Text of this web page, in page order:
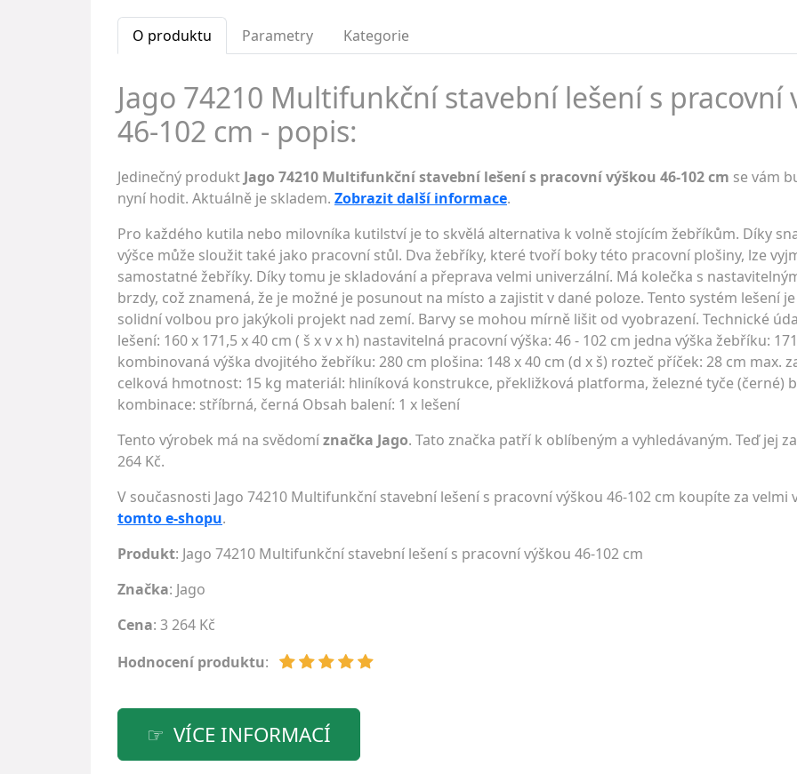
O produktu Parametry Kategorie
Jago 74210 Multifunkční stavební lešení s pracovní
46-102 cm - popis:
Jedinečný produkt Jago 74210 Multifunkční stavební lešení s pracovní výškou 46-102 cm se vám
nyní hodit. Aktuálně je skladem. Zobrazit další informace.
Pro každého kutila nebo milovníka kutilství je to skvělá alternativa k volně stojícím žebříkům. Díky
výšce může sloužit také jako pracovní stůl. Dva žebříky, které tvoří boky této pracovní plošiny, lze
samostatné žebříky. Díky tomu je skladování a přeprava velmi univerzální. Má kolečka s
brzdy, což znamená, že je možné je posunout na místo a zajistit v dané poloze. Tento systém lešení
solidní volbou pro jakýkoli projekt nad zemí. Barvy se mohou mírně lišit od vyobrazení. Technické
lešení: 160 x 171,5 x 40 cm ( š x v x h) nastavitelná pracovní výška: 46 - 102 cm jedna výška žebříku:
kombinovaná výška dvojitého žebříku: 280 cm plošina: 148 x 40 cm (d x š) rozteč příček: 28 cm max.
celková hmotnost: 15 kg materiál: hliníková konstrukce, překližková platforma, železné tyče (černé)
kombinace: stříbrná, černá Obsah balení: 1 x lešení
Tento výrobek má na svědomíznačka Jago. Tato značka patří k oblíbeným a vyhledávaným. Teď jej
264 Kč.
V současnosti Jago 74210 Multifunkční stavební lešení s pracovní výškou 46-102 cm koupíte za
tomto e-shopu.
Produkt: Jago 74210 Multifunkční stavební lešení s pracovní výškou 46-102 cm
Značka: Jago
Cena: 3 264 Kč
Hodnocení produktu:
VÍCE INFORMACÍ